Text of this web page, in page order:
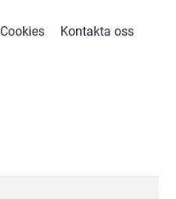
Cookies Kontakta oss